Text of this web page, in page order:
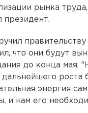
рынка
президент.
что они будут
до конца мая.
дальнейшего роста
энергия
и нам его